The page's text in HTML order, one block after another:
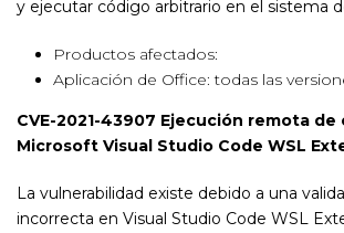
y ejecutar código arbitrario en el sistema
Productos afectados:
Aplicación de Office: todas las
CVE-2021-43907 Ejecución remota de
Microsoft Visual Studio Code WSL
La vulnerabilidad existe debido a una
incorrecta en Visual Studio Code WSL